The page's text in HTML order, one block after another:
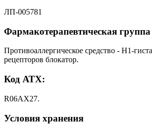
ЛП-005781
Фармакотерапевтическая группа
Противоаллергическое средство - H1-
рецепторов блокатор.
Код АТХ:
R06AX27.
Условия хранения